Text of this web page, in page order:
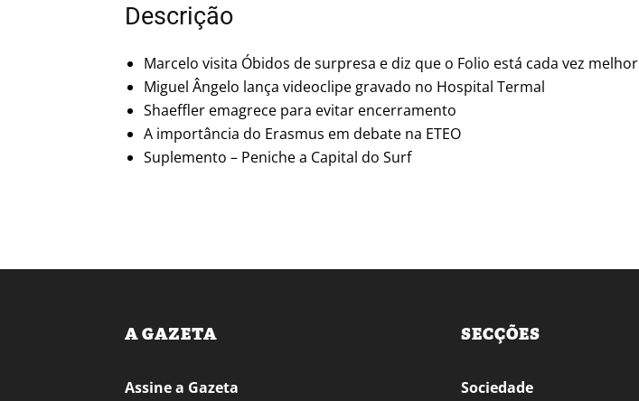
Descrição
Marcelo visita Óbidos de surpresa e diz que o Folio está cada vez melhor
Miguel Ângelo lança videoclipe gravado no Hospital Termal
Shaeffler emagrece para evitar encerramento
A importância do Erasmus em debate na ETEO
Suplemento – Peniche a Capital do Surf
A GAZETA
Assine a Gazeta
SECÇÕES
Sociedade